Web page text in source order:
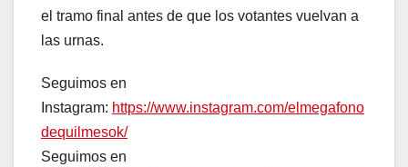
el tramo final antes de que los votantes vuelvan a
las urnas.
Seguimos en
Instagram: https://www.instagram.com/elmegafono
dequilmesok/
Seguimos en